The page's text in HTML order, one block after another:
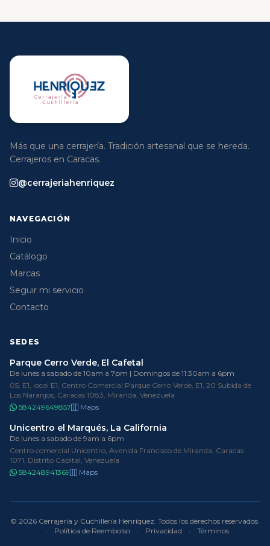
Más que una cerrajería. Tradición artesanal que se hereda.
Cerrajeros en Caracas.
@cerrajeriahenriquez
NAVEGACIÓN
Inicio
Catálogo
Marcas
Seguir mi servicio
Contacto
SEDES
Parque Cerro Verde, El Cafetal
De lunes a sabado de 10am a 7pm | Domingos de 11:30am a 6pm
05, E1, local E1, Centro Comercial Parque Cerro Verde, E1, 20 Subida de
Los Naranjos, Caracas 1083, Miranda, Venezuela
584249649857
Maps
Unicentro el Marqués, La California
De lunes a sabado de 9am a 6pm
Centro comercial Unicentro, Avenida Francisco de Miranda, Caracas
1071, Distrito Capital, Venezuela
584248941369
Maps
© 2026 Cerrajería y Cuchillería Henríquez. Todos los derechos reservados.
·
Política de Reembolso · Privacidad · Términos